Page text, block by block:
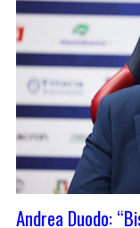
Andrea Duodo: